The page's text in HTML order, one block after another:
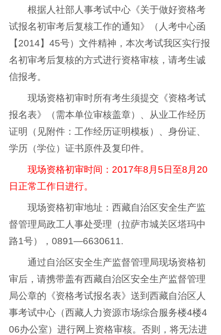
根据人社部人事考试中心《关于做好资格考
试报名初审考后复核工作的通知》（人考中心函
【2014】45号）文件精神，本次考试我区实行报
名初审考后复核的方式进行资格审核，请考生诚
信报考。
现场资格初审时所有考生须提交《资格考试
报名表》（需本单位审核盖章）、从业工作经历
证明（见附件：工作经历证明模板）、身份证、
学历（学位）证书原件及复印件。
现场资格初审时间：2017年8月5日至8月20
日正常工作日进行。
现场资格初审地址：西藏自治区安全生产监
督管理局政工人事处受理（拉萨市城关区塔玛中
路1号），0891—6630611.
通过自治区安全生产监督管理局现场资格初
审后，请携带盖有西藏自治区安全生产监督管理
局公章的《资格考试报名表》送到西藏自治区人
事考试中心（西藏人力资源市场综合服务楼4楼4
06办公室）进行网上资格审核。否则，将无法进